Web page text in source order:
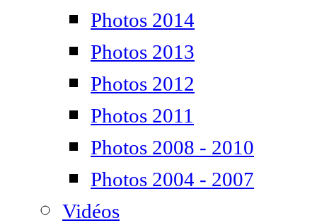
Photos 2014
Photos 2013
Photos 2012
Photos 2011
Photos 2008 - 2010
Photos 2004 - 2007
Vidéos